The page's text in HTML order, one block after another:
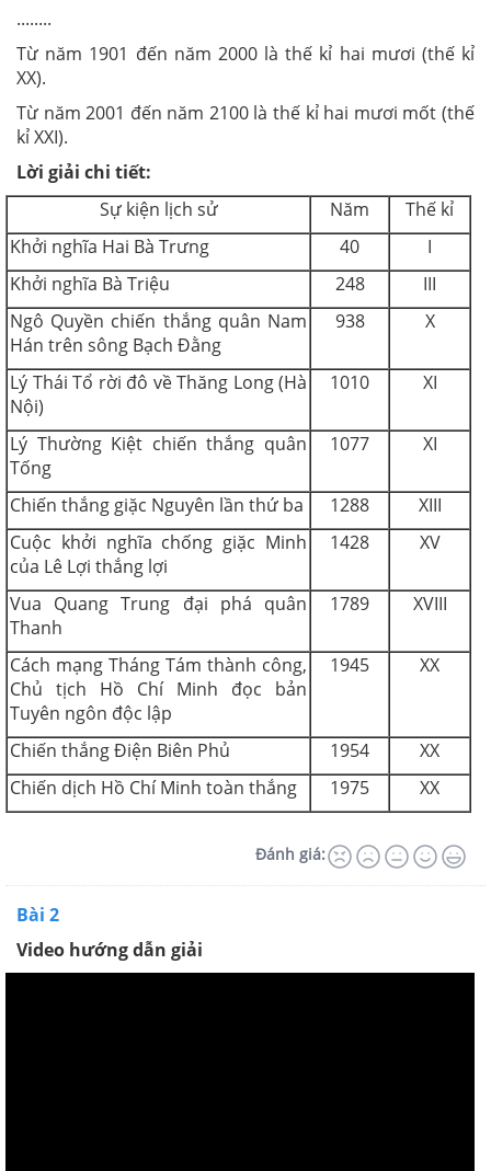
........
Từ năm 1901 đến năm 2000 là thế kỉ hai mươi (thế kỉ
XX).
Từ năm 2001 đến năm 2100 là thế kỉ hai mươi mốt (thế
kỉ XXI).
Lời giải chi tiết:
Sự kiện lịch sử
Năm
Thế kỉ
Khởi nghĩa Hai Bà Trưng
40
I
Khởi nghĩa Bà Triệu
248
III
Ngô Quyền chiến thắng quân Nam
Hán trên sông Bạch Đằng
938 X
Lý Thái Tổ rời đô về Thăng Long (Hà
Nội)
1010 XI
Lý Thường Kiệt chiến thắng quân
Tống
1077 XI
Chiến thắng giặc Nguyên lần thứ ba 1288
XIII
Cuộc khởi nghĩa chống giặc Minh
của Lê Lợi thắng lợi
1428 XV
Vua Quang Trung đại phá quân
Thanh
1789 XVIII
Cách mạng Tháng Tám thành công,
Chủ tịch Hồ Chí Minh đọc bản
Tuyên ngôn độc lập
1945 XX
Chiến thắng Điện Biên Phủ 1954
XX
Chiến dịch Hồ Chí Minh toàn thắng
1975 XX
Đánh giá:
Bài 2
Video hướng dẫn giải